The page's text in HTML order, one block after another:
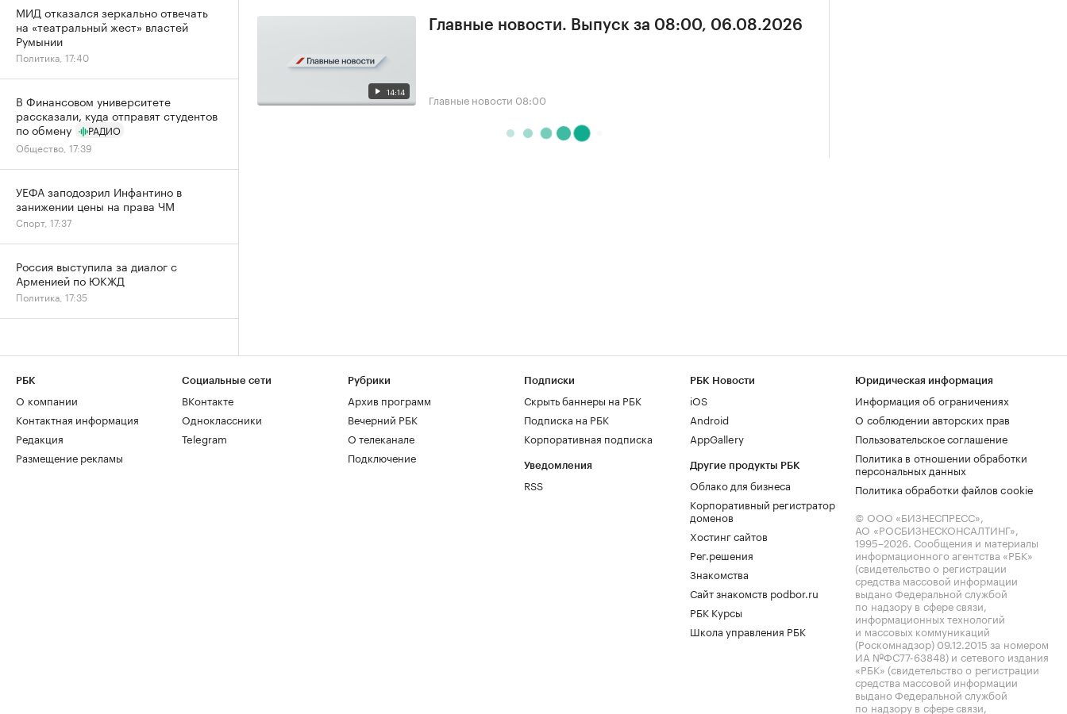
14:14
Главные новости. Выпуск за 08:00, 06.08.2026
Главные новости 08:00
МИД отказался зеркально отвечать
на «театральный жест» властей
Румынии
Политика, 17:40
В Финансовом университете
рассказали, куда отправят студентов
по обмену
РАДИО
Общество, 17:39
УЕФА заподозрил Инфантино в
занижении цены на права ЧМ
Спорт, 17:37
Россия выступила за диалог с
Арменией по ЮКЖД
Политика, 17:35
РБК
О компании
Контактная информация
Редакция
Размещение рекламы
Социальные сети
ВКонтакте
Одноклассники
Telegram
Рубрики
Архив программ
Вечерний РБК
О телеканале
Подключение
Подписки
Скрыть баннеры на РБК
Подписка на РБК
Корпоративная подписка
Уведомления
RSS
РБК Новости
iOS
Android
AppGallery
Другие продукты РБК
Облако для бизнеса
Корпоративный регистратор
доменов
Хостинг сайтов
Рег.решения
Знакомства
Сайт знакомств podbor.ru
РБК Курсы
Школа управления РБК
Юридическая информация
Информация об ограничениях
О соблюдении авторских прав
Пользовательское соглашение
Политика в отношении обработки
персональных данных
Политика обработки файлов cookie
© ООО «БИЗНЕСПРЕСС»,
АО «РОСБИЗНЕСКОНСАЛТИНГ»,
1995–2026. Сообщения и материалы
информационного агентства «РБК»
(свидетельство о регистрации
средства массовой информации
выдано Федеральной службой
по надзору в сфере связи,
информационных технологий
и массовых коммуникаций
(Роскомнадзор) 09.12.2015 за номером
ИА №ФС77-63848) и сетевого издания
«РБК» (свидетельство о регистрации
средства массовой информации
выдано Федеральной службой
по надзору в сфере связи,